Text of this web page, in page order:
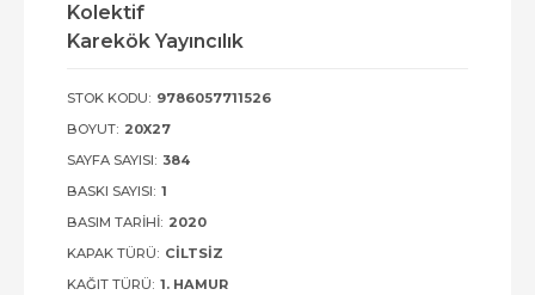
Kolektif
Karekök Yayıncılık
STOK KODU: 9786057711526
BOYUT: 20X27
SAYFA SAYISI: 384
BASKI SAYISI: 1
BASIM TARIHI: 2020
KAPAK TÜRÜ: CILTSIZ
KAĞIT TÜRÜ: 1. HAMUR